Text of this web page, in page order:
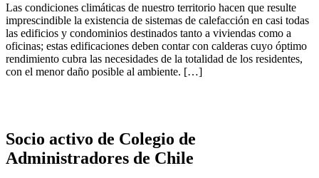
Las condiciones climáticas de nuestro territorio hacen que resulte
imprescindible la existencia de sistemas de calefacción en casi todas
las edificios y condominios destinados tanto a viviendas como a
oficinas; estas edificaciones deben contar con calderas cuyo óptimo
rendimiento cubra las necesidades de la totalidad de los residentes,
con el menor daño posible al ambiente. […]
Socio activo de Colegio de
Administradores de Chile